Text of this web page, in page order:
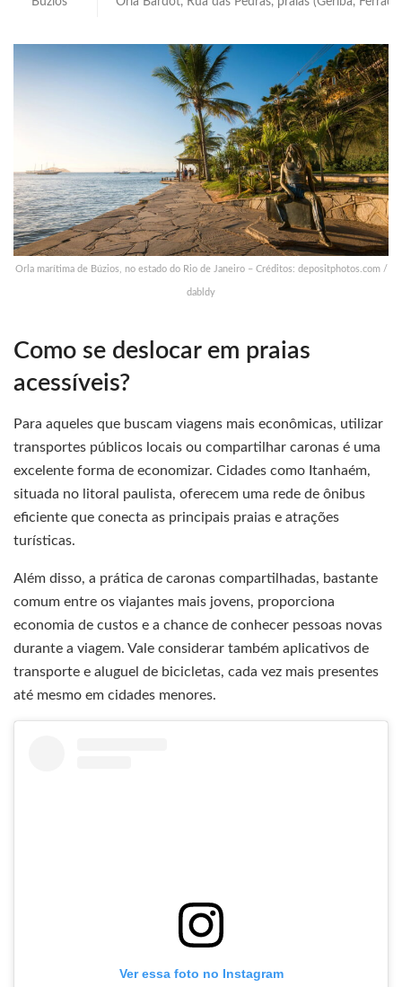
Orla marítima de Búzios, no estado do Rio de Janeiro – Créditos: depositphotos.com /
dabldy
Como se deslocar em praias
acessíveis?
Para aqueles que buscam viagens mais econômicas, utilizar
transportes públicos locais ou compartilhar caronas é uma
excelente forma de economizar. Cidades como Itanhaém,
situada no litoral paulista, oferecem uma rede de ônibus
eficiente que conecta as principais praias e atrações
turísticas.
Além disso, a prática de caronas compartilhadas, bastante
comum entre os viajantes mais jovens, proporciona
economia de custos e a chance de conhecer pessoas novas
durante a viagem. Vale considerar também aplicativos de
transporte e aluguel de bicicletas, cada vez mais presentes
até mesmo em cidades menores.
Ver essa foto no Instagram